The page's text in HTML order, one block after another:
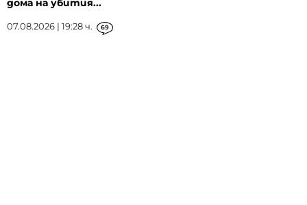
дома на убития...
07.08.2026 | 19:28 ч. 69